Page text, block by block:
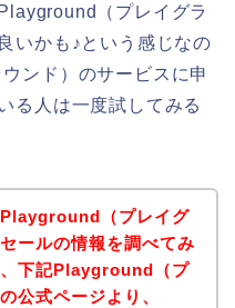
（プレイグラ
いかも♪という感じなの
ンド）のサービスに申
る人は一度試してみる
（プレイグ
ールの情報を調べてみ
下記Playground（プ
公式ページより、